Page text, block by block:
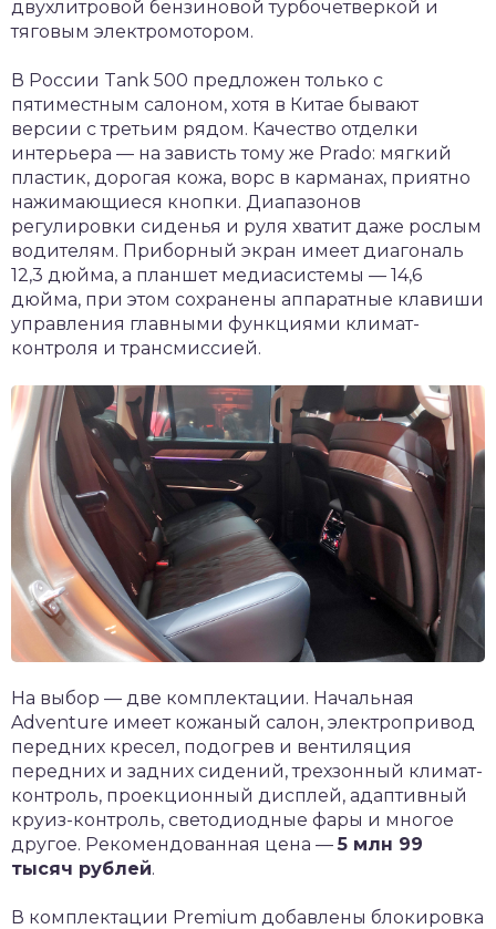
двухлитровой бензиновой турбочетверкой и
тяговым электромотором.
В России Tank 500 предложен только с
пятиместным салоном, хотя в Китае бывают
версии с третьим рядом. Качество отделки
интерьера — на зависть тому же Prado: мягкий
пластик, дорогая кожа, ворс в карманах, приятно
нажимающиеся кнопки. Диапазонов
регулировки сиденья и руля хватит даже рослым
водителям. Приборный экран имеет диагональ
12,3 дюйма, а планшет медиасистемы — 14,6
дюйма, при этом сохранены аппаратные клавиши
управления главными функциями климат-
контроля и трансмиссией.
На выбор — две комплектации. Начальная
Adventure имеет кожаный салон, электропривод
передних кресел, подогрев и вентиляция
передних и задних сидений, трехзонный климат-
контроль, проекционный дисплей, адаптивный
круиз-контроль, светодиодные фары и многое
другое. Рекомендованная цена —5 млн 99
тысяч рублей.
В комплектации Premium добавлены блокировка